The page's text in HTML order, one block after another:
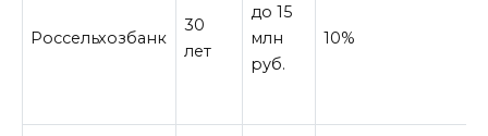
Россельхозбанк
30
лет
до 15
млн
руб.
10%